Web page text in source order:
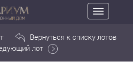
Toggle
navigation
Вернуться к списку лотов
лот